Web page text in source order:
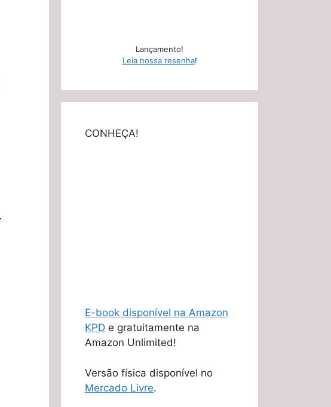
Lançamento!
Leia nossa resenha!
CONHEÇA!
E-book disponível na Amazon
KPD e gratuitamente na
Amazon Unlimited!
Versão física disponível no
Mercado Livre.